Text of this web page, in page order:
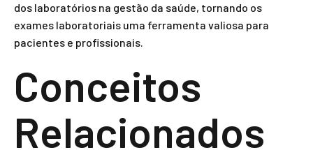
dos laboratórios na gestão da saúde, tornando os
exames laboratoriais uma ferramenta valiosa para
pacientes e profissionais.
Conceitos
Relacionados